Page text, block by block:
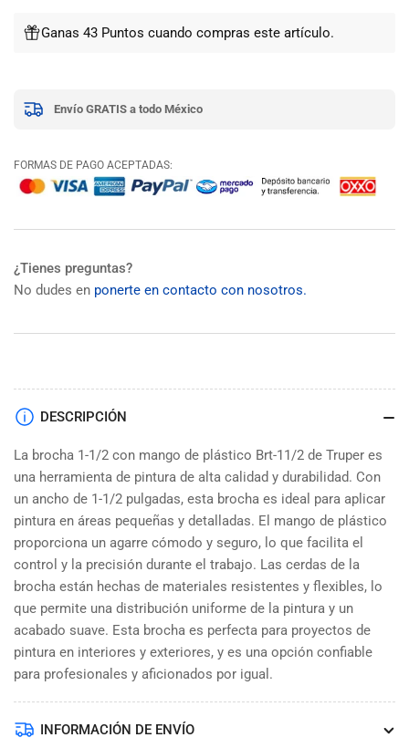
Ganas 43 Puntos cuando compras este artículo.
Envío GRATIS a todo México
FORMAS DE PAGO ACEPTADAS:
¿Tienes preguntas?
No dudes en ponerte en contacto con nosotros.
DESCRIPCIÓN
La brocha 1-1/2 con mango de plástico Brt-11/2 de Truper es
una herramienta de pintura de alta calidad y durabilidad. Con
un ancho de 1-1/2 pulgadas, esta brocha es ideal para aplicar
pintura en áreas pequeñas y detalladas. El mango de plástico
proporciona un agarre cómodo y seguro, lo que facilita el
control y la precisión durante el trabajo. Las cerdas de la
brocha están hechas de materiales resistentes y flexibles, lo
que permite una distribución uniforme de la pintura y un
acabado suave. Esta brocha es perfecta para proyectos de
pintura en interiores y exteriores, y es una opción confiable
para profesionales y aficionados por igual.
INFORMACIÓN DE ENVÍO